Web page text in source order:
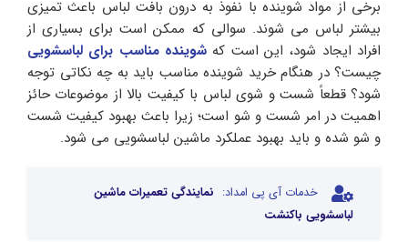
برخی از مواد شوینده با نفوذ به درون بافت لباس باعث تمیزی
بیشتر لباس می شوند. سوالی که ممکن است برای بسیاری از
افراد ایجاد شود، این است که شوینده مناسب برای لباسشویی
چیست؟ در هنگام خرید شوینده مناسب باید به چه نکاتی توجه
شود؟ قطعاً شست و شوی لباس با کیفیت بالا از موضوعات حائز
اهمیت در امر شست و شو است؛ زیرا باعث بهبود کیفیت شست
و شو شده و باید بهبود عملکرد ماشین لباسشویی می شود.
خدمات آی پی امداد: نمایندگی تعمیرات ماشین
لباسشویی باکنشت